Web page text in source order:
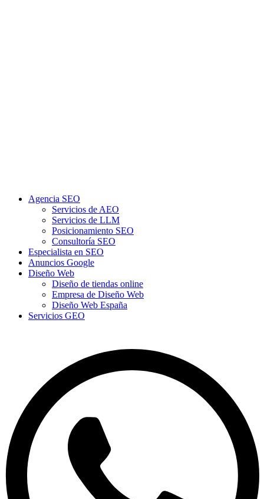
Agencia SEO
Servicios de AEO
Servicios de LLM
Posicionamiento SEO
Consultoría SEO
Especialista en SEO
Anuncios Google
Diseño Web
Diseño de tiendas online
Empresa de Diseño Web
Diseño Web España
Servicios GEO